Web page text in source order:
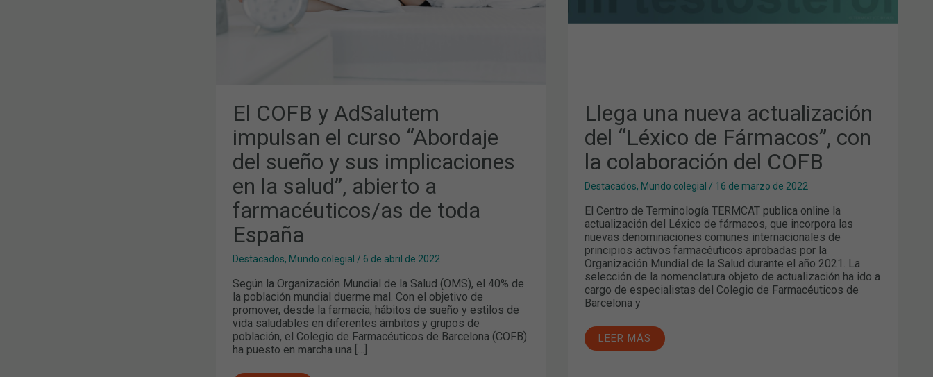
El COFB y AdSalutem
impulsan el curso “Abordaje
del sueño y sus implicaciones
en la salud”, abierto a
farmacéuticos/as de toda
España
Destacados, Mundo colegial / 6 de abril de 2022
Según la Organización Mundial de la Salud (OMS), el 40% de
la población mundial duerme mal. Con el objetivo de
promover, desde la farmacia, hábitos de sueño y estilos de
vida saludables en diferentes ámbitos y grupos de
población, el Colegio de Farmacéuticos de Barcelona (COFB)
ha puesto en marcha una […]
TODA
ESPAÑA
Llega una nueva actualización
del “Léxico de Fármacos”, con
la colaboración del COFB
Destacados, Mundo colegial / 16 de marzo de 2022
El Centro de Terminología TERMCAT publica online la
actualización del Léxico de fármacos, que incorpora las
nuevas denominaciones comunes internacionales de
principios activos farmacéuticos aprobadas por la
Organización Mundial de la Salud durante el año 2021. La
selección de la nomenclatura objeto de actualización ha ido a
cargo de especialistas del Colegio de Farmacéuticos de
Barcelona y
COFB
LEER MÁS